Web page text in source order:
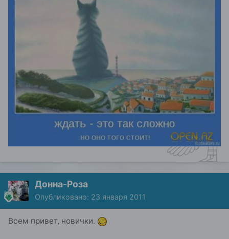
Донна-Роза
Опубликовано: 23 января 2011
Всем привет, новички.